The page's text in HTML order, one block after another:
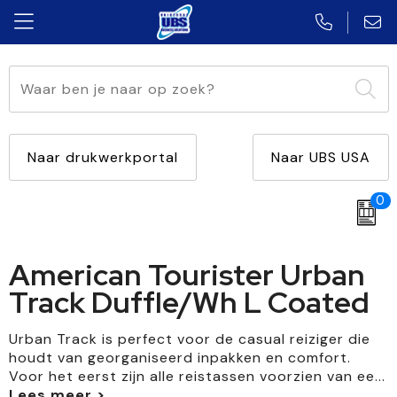
Naar drukwerkportal Naar UBS USA
0
Bidons en Sportflessen
Feestartikelen
Huis, Tuin en Keuken
Kantoor en Zakelijk
Kerst
Schoenen
Broeken en Rokken
Overhemden
Bodywarmers
Jassen
Opvouwbare paraplu's
Stormparaplu's
Multifunctionele paraplu's
Kinderparaplu's
Vulpennen
Houten pennen
Potloden
Kinderschrijfwaren
Markeerstiften
Diverse vormen
Met winkelwagenmuntje
USB Twister
USB Hout
USB Sleutel
American Tourister Urban
Track Duffle/Wh L Coated
Urban Track is perfect voor de casual reiziger die
houdt van georganiseerd inpakken en comfort.
Voor het eerst zijn alle reistassen voorzien van ee...